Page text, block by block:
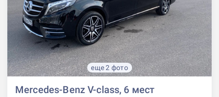
еще 2 фото
Mercedes-Benz V-class, 6 мест